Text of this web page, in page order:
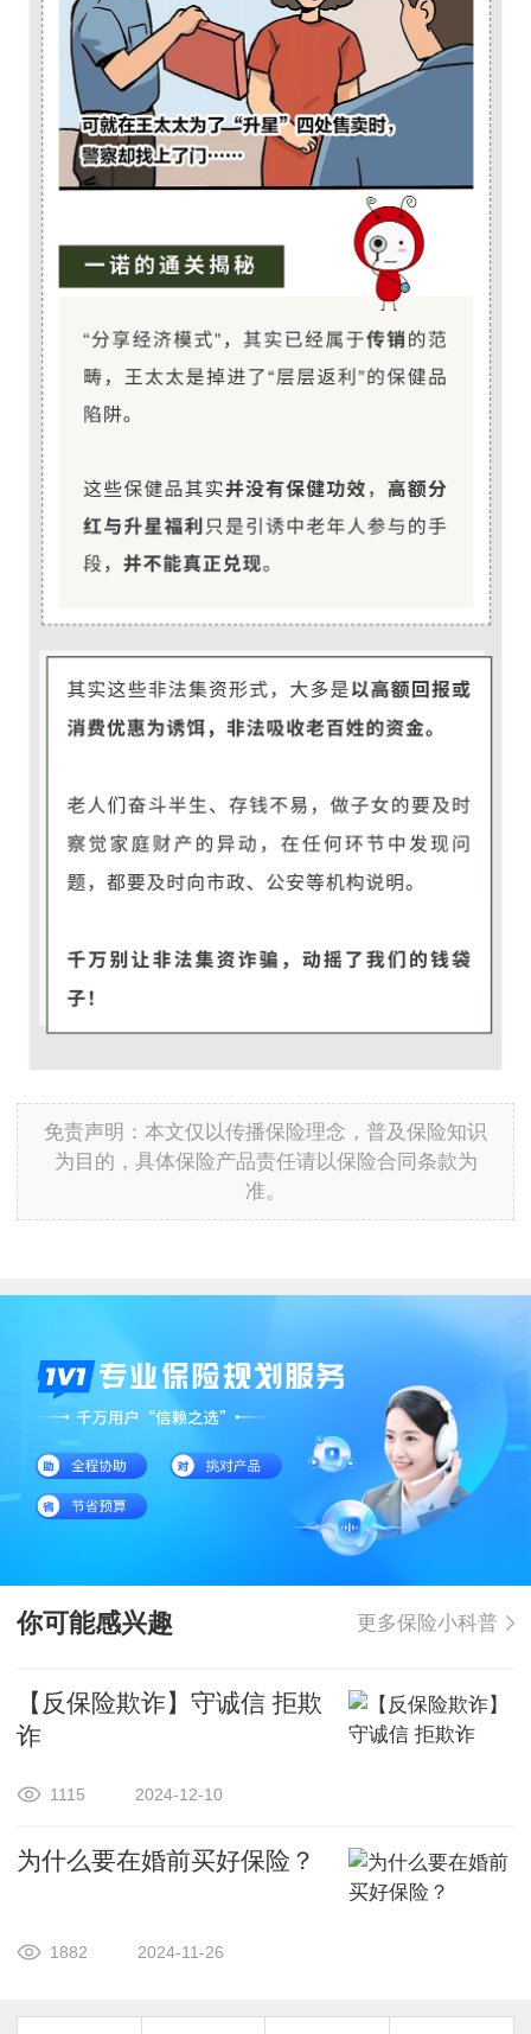
免责声明：本文仅以传播保险理念，普及保险知识
为目的，具体保险产品责任请以保险合同条款为
准。
你可能感兴趣 更多保险小科普
【反保险欺诈】守诚信 拒欺
诈
1115 2024-12-10
为什么要在婚前买好保险？
1882 2024-11-26